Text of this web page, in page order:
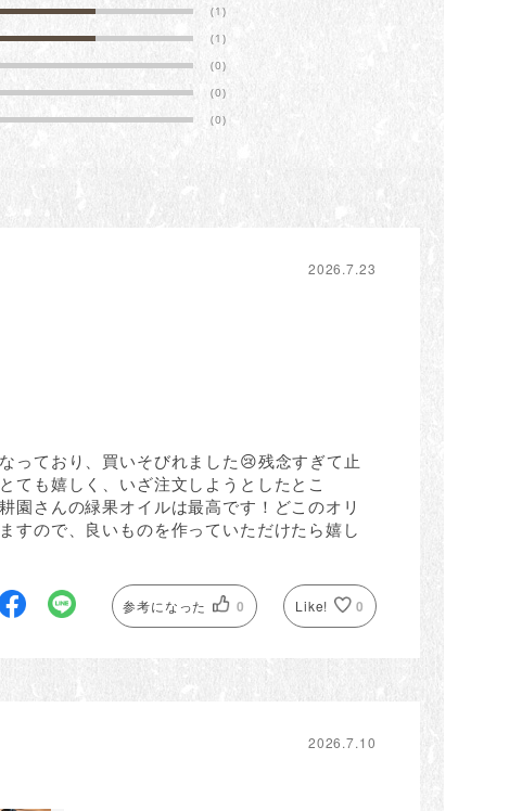
(1)
(1)
(0)
(0)
(0)
2026.7.23
っており、買いそびれました😢残念すぎて止
ても嬉しく、いざ注文しようとしたとこ
園さんの緑果オイルは最高です！どこのオリ
すので、良いものを作っていただけたら嬉し
参考になった 0 Like! 0
2026.7.10